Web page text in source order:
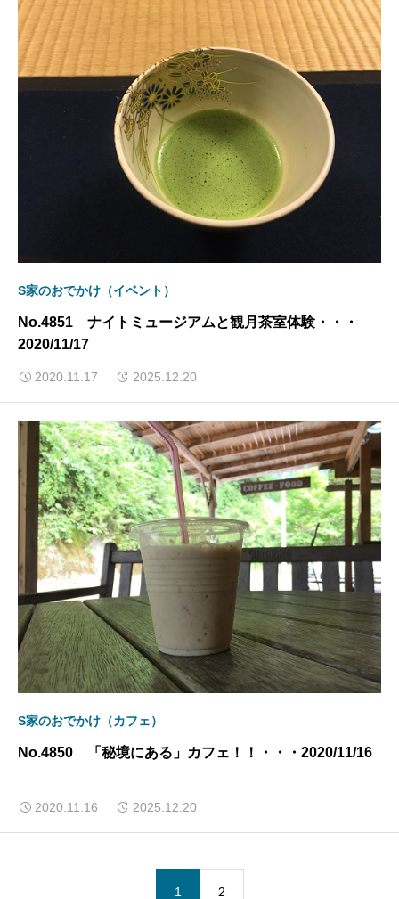
S家のおでかけ（イベント）
No.4851 ナイトミュージアムと観月茶室体験・・・
2020/11/17
2020.11.17 2025.12.20
S家のおでかけ（カフェ）
No.4850 「秘境にある」カフェ！！・・・2020/11/16
2020.11.16 2025.12.20
1 2